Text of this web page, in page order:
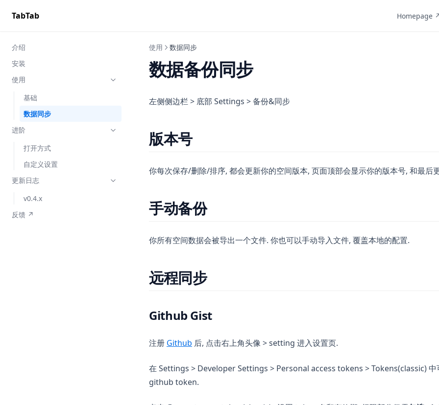
TabTab Homepage
介绍
安装
使用
基础
数据同步
进阶
打开方式
自定义设置
更新日志
v0.4.x
反馈 ↗
(opens in a new tab)
使用 数据同步
数据备份同步
左侧侧边栏 > 底部 Settings > 备份&同步
版本号
你每次保存/删除/排序, 都会更新你的空间版本, 页面顶部会显示你的版本号, 和最后
手动备份
你所有空间数据会被导出一个文件. 你也可以手动导入文件, 覆盖本地的配置.
远程同步
Github Gist
注册 Github (opens in a new tab)
后, 点击右上角头像 > setting 进入设置页.
在 Settings > Developer Settings > Personal access tokens > Tokens(classic) 中
github token.